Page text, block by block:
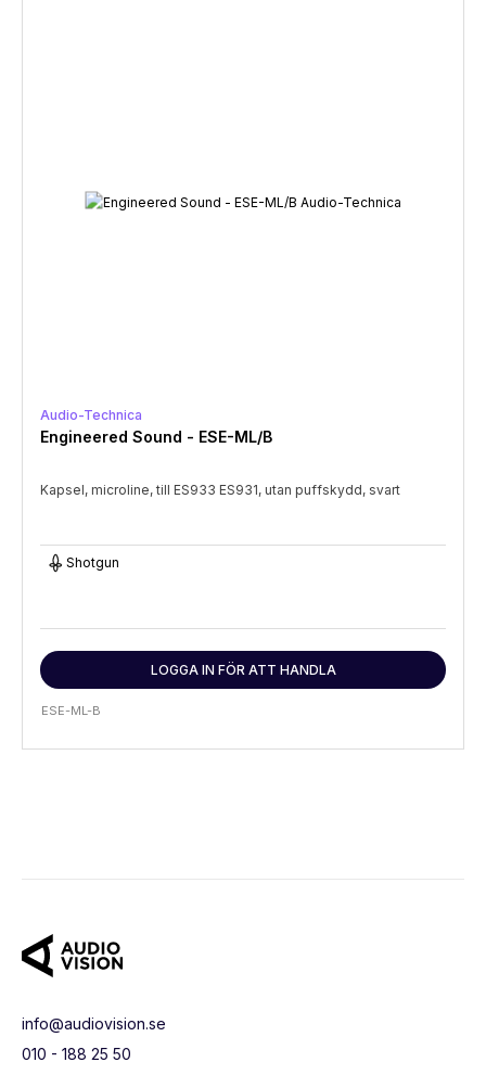
Audio-Technica
Engineered Sound - ESE-ML/B
Kapsel, microline, till ES933 ES931, utan puffskydd, svart
Shotgun
LOGGA IN FÖR ATT HANDLA
ESE-ML-B
info@audiovision.se
010 - 188 25 50